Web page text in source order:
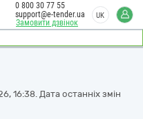
Замовити дзвінок
0 800 30 77 55
support@e-tender.ua
UK
16:38. Дата останніх змін